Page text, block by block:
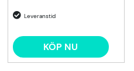
KÖP NU